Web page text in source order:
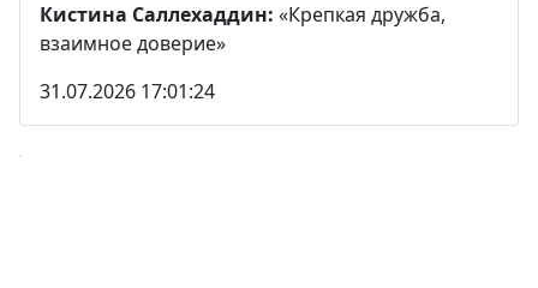
Кистина Саллехаддин: «Крепкая дружба,
взаимное доверие»
31.07.2026 17:01:24